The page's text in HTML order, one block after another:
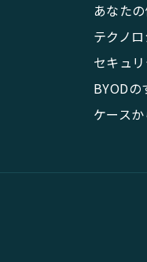
あなた
テクノ
セキュ
BYODの
ケース